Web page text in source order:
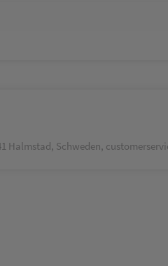
Halmstad, Schweden,